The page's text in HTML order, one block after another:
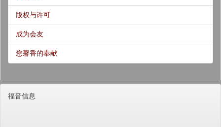
版权与许可
成为会友
您馨香的奉献
福音信息